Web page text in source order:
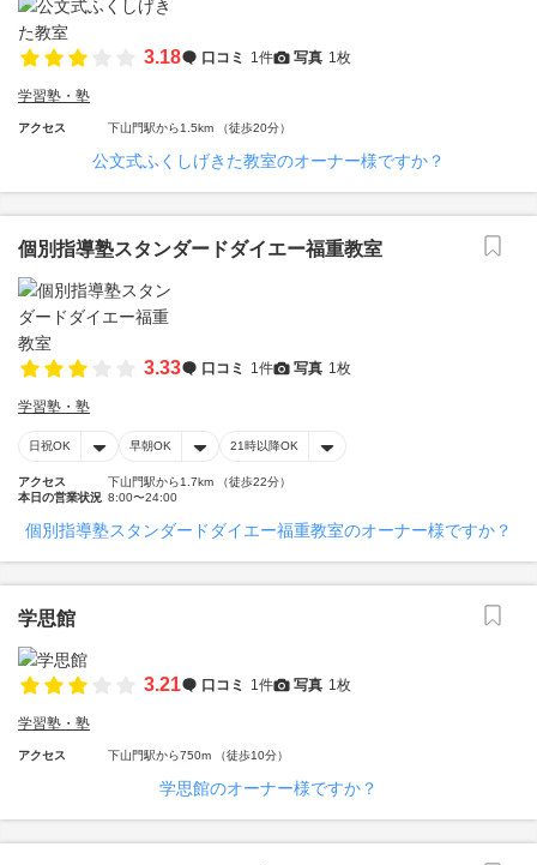
3.18 口コミ 1件 写真 1枚
学習塾・塾
アクセス 下山門駅から1.5km （徒歩20分）
公文式ふくしげきた教室のオーナー様ですか？
個別指導塾スタンダードダイエー福重教室
3.33 口コミ 1件 写真 1枚
学習塾・塾
日祝OK 早朝OK 21時以降OK
アクセス
下山門駅から1.7km （徒歩22分）
本日の営業状況 8:00〜24:00
個別指導塾スタンダードダイエー福重教室のオーナー様ですか？
学思館
3.21 口コミ 1件 写真 1枚
学習塾・塾
アクセス 下山門駅から750m （徒歩10分）
学思館のオーナー様ですか？